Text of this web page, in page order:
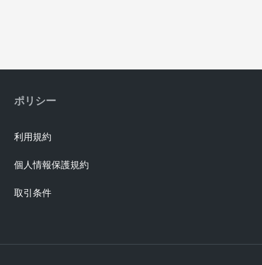
ポリシー
利用規約
個人情報保護規約
取引条件